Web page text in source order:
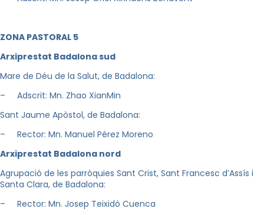
ZONA PASTORAL 5
Arxiprestat Badalona sud
Mare de Déu de la Salut, de Badalona:
– Adscrit: Mn. Zhao XianMin
Sant Jaume Apòstol, de Badalona:
– Rector: Mn. Manuel Pérez Moreno
Arxiprestat Badalona nord
Agrupació de les parròquies Sant Crist, Sant Francesc d’Assís i
Santa Clara, de Badalona:
– Rector: Mn. Josep Teixidó Cuenca